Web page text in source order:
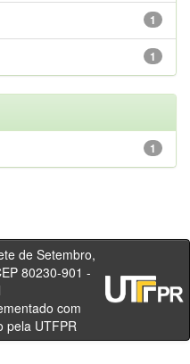
1
1
1
80230-901 -
- Brasil
com
pela UTFPR